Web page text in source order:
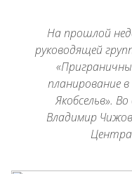
На прошлой
руководящей
планирование в
Якобсельв».
Владимир